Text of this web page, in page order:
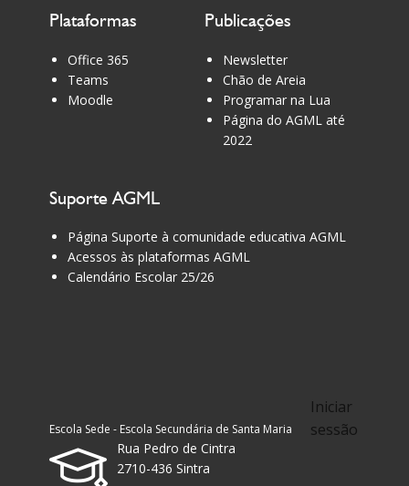
Plataformas
Office 365
Teams
Moodle
Publicações
Newsletter
Chão de Areia
Programar na Lua
Página do AGML até
2022
Suporte AGML
Página Suporte à comunidade educativa AGML
Acessos às plataformas AGML
Calendário Escolar 25/26
Iniciar
sessão
Escola Sede - Escola Secundária de Santa Maria
Rua Pedro de Cintra
2710-436 Sintra